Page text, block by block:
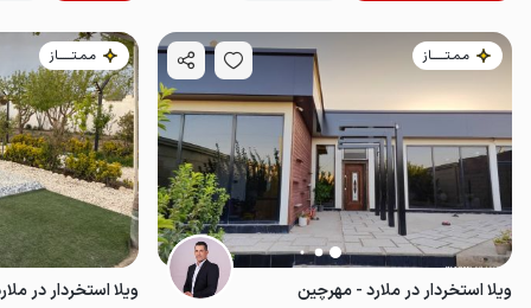
مـمـتــــــاز
ویلا استخردار در ملارد - مهرچین
مـمـتــــــاز
ویلا استخردار در